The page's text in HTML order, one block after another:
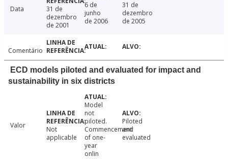
Data
31 de
dezembro
de 2001
6 de
junho
de 2006
31 de
dezembro
de 2005
Comentário
ECD models piloted and evaluated for impact and
sustainability in six districts
Valor
Not
applicable
Model
not
piloted.
Commencement
of one-
year
onlin
Piloted
and
evaluated